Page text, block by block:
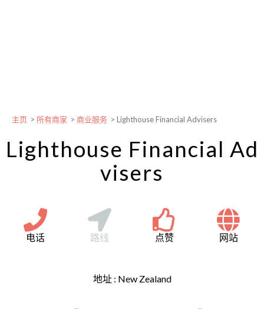
主页 > 所有商家 > 商业服务 > Lighthouse Financial Advisers
Lighthouse Financial Ad
visers
电话 路线 点赞 网站
地址 : New Zealand